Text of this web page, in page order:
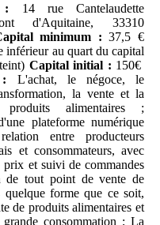
: 14 rue Cantelaudette
d'Aquitaine, 33310
minimum : 37,5 €
inférieur au quart du capital
Capital initial : 150€
L'achat, le négoce, le
la vente et la
alimentaires ;
plateforme numérique
entre producteurs
et consommateurs, avec
prix et suivi de commandes
de tout point de vente de
quelque forme que ce soit,
de produits alimentaires et
consommation ; La